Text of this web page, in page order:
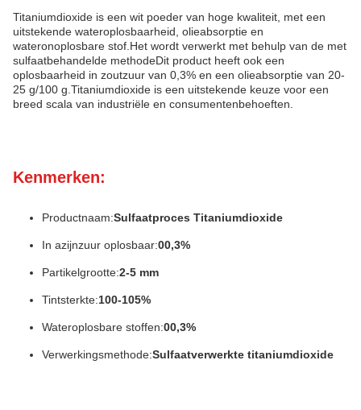
Titaniumdioxide is een wit poeder van hoge kwaliteit, met een
uitstekende wateroplosbaarheid, olieabsorptie en
wateronoplosbare stof.Het wordt verwerkt met behulp van de met
sulfaatbehandelde methodeDit product heeft ook een
oplosbaarheid in zoutzuur van 0,3% en een olieabsorptie van 20-
25 g/100 g.Titaniumdioxide is een uitstekende keuze voor een
breed scala van industriële en consumentenbehoeften.
Kenmerken:
Productnaam:Sulfaatproces Titaniumdioxide
In azijnzuur oplosbaar:00,3%
Partikelgrootte:2-5 mm
Tintsterkte:100-105%
Wateroplosbare stoffen:00,3%
Verwerkingsmethode:Sulfaatverwerkte titaniumdioxide